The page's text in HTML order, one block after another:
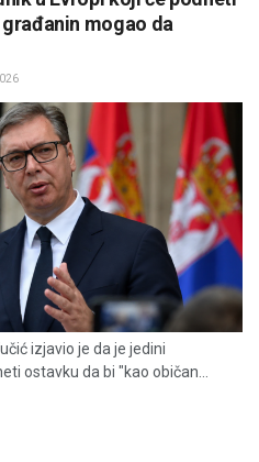
mogao da
izjavio je da je jedini
ostavku da bi "kao običan...